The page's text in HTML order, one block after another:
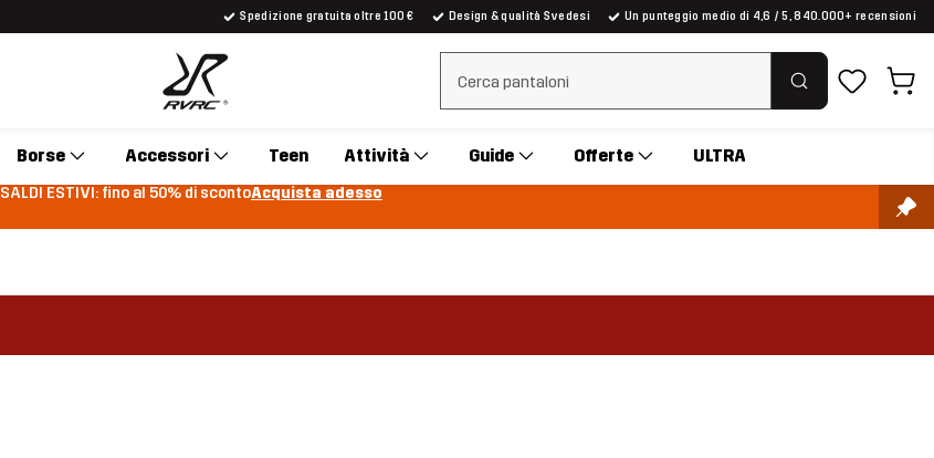
Spedizione gratuita oltre 100 € Design & qualità Svedesi Un punteggio medio di 4,6 / 5, 840.000+ recensioni
Cancella ricerca
Borse Accessori Teen Attività Guide Offerte ULTRA
SALDI ESTIVI: fino al 50% di scontoAcquista adesso